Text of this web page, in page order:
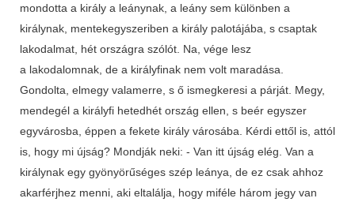
mondotta a király a leánynak, a leány sem különben a
királynak, mentekegyszeriben a király palotájába, s csaptak
lakodalmat, hét országra szólót. Na, vége lesz
a lakodalomnak, de a királyfinak nem volt maradása.
Gondolta, elmegy valamerre, s ő ismegkeresi a párját. Megy,
mendegél a királyfi hetedhét ország ellen, s beér egyszer
egyvárosba, éppen a fekete király városába. Kérdi ettől is, attól
is, hogy mi újság? Mondják neki: - Van itt újság elég. Van a
királynak egy gyönyörűséges szép leánya, de ez csak ahhoz
akarférjhez menni, aki eltalálja, hogy miféle három jegy van